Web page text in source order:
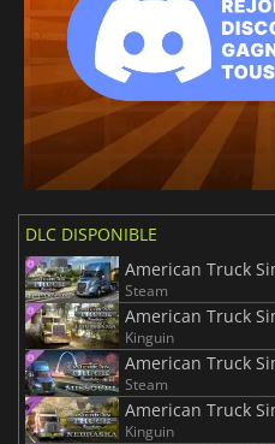
Espagnol
DLC DISPONIBLE
American Truck
Steam
American Truck
Kinguin
American Truck
Steam
American Truck
Kinguin